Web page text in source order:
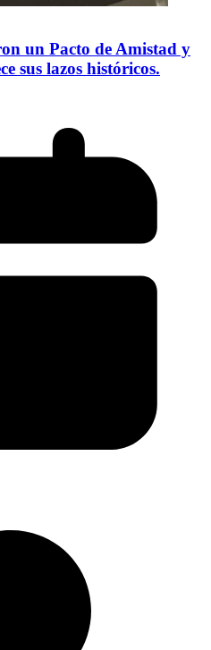
un Pacto de Amistad y
sus lazos históricos.